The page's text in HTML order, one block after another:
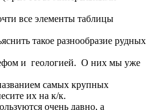
все элементы таблицы
такое разнообразие рудных
и геологией. О них мы уже
самых крупных
их на к/к.
очень давно, а